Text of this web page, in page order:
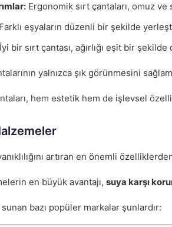
Ergonomik sırt çantaları, omuz
Farklı eşyaların düzenli bir şekilde
İyi bir sırt çantası, ağırlığı eşit bir
yalnızca şık görünmesini
hem estetik hem de işlevsel
artıran en önemli
en büyük avantajı, suya karşı
bazı popüler markalar şunlardır: